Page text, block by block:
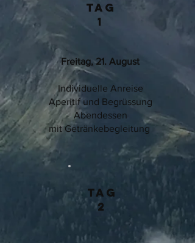
Freitag, 21. August
Individuelle Anreise
Aperitif und Begrüssung
Abendessen
mit Getränkebegleitung
Tag
1
Tag
2